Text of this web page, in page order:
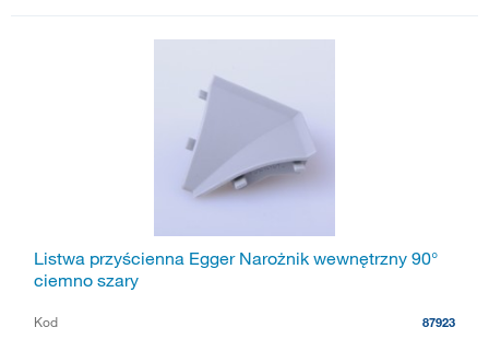
Listwa przyścienna Egger Narożnik wewnętrzny 90°
ciemno szary
Kod 87923